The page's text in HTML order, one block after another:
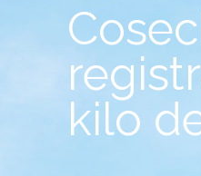
kilo